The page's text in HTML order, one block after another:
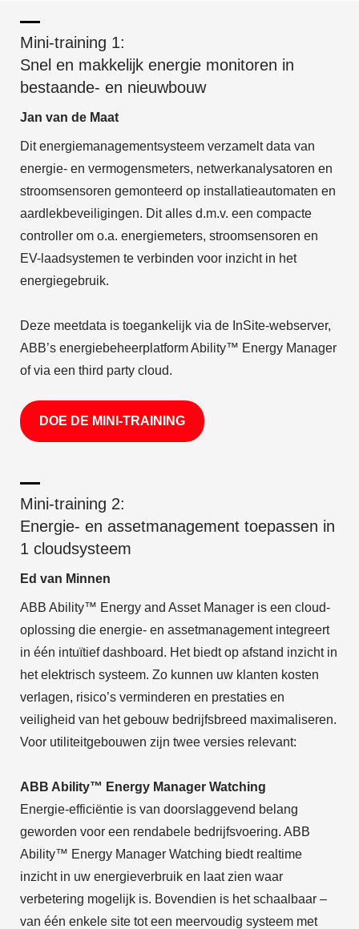
Mini-training 1:
Snel en makkelijk energie monitoren in
bestaande- en nieuwbouw
Jan van de Maat
Dit energiemanagementsysteem verzamelt data van
energie- en vermogensmeters, netwerkanalysatoren en
stroomsensoren gemonteerd op installatieautomaten en
aardlekbeveiligingen. Dit alles d.m.v. een compacte
controller om o.a. energiemeters, stroomsensoren en
EV-laadsystemen te verbinden voor inzicht in het
energiegebruik.
Deze meetdata is toegankelijk via de InSite-webserver,
ABB’s energiebeheerplatform Ability™ Energy Manager
of via een third party cloud.
DOE DE MINI-TRAINING
Mini-training 2:
Energie- en assetmanagement toepassen in
1 cloudsysteem
Ed van Minnen
ABB Ability™ Energy and Asset Manager is een cloud-
oplossing die energie- en assetmanagement integreert
in één intuïtief dashboard. Het biedt op afstand inzicht in
het elektrisch systeem. Zo kunnen uw klanten kosten
verlagen, risico’s verminderen en prestaties en
veiligheid van het gebouw bedrijfsbreed maximaliseren.
Voor utiliteitgebouwen zijn twee versies relevant:
ABB Ability™ Energy Manager Watching
Energie-efficiëntie is van doorslaggevend belang
geworden voor een rendabele bedrijfsvoering. ABB
Ability™ Energy Manager Watching biedt realtime
inzicht in uw energieverbruik en laat zien waar
verbetering mogelijk is. Bovendien is het schaalbaar –
van één enkele site tot een meervoudig systeem met